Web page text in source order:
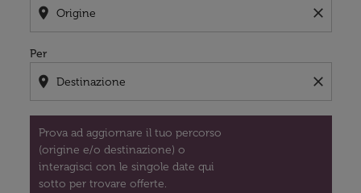
location_on close
Per
location_on close
Prova ad aggiornare il tuo percorso
(origine e/o destinazione) o
interagisci con le singole date qui
sotto per trovare offerte.